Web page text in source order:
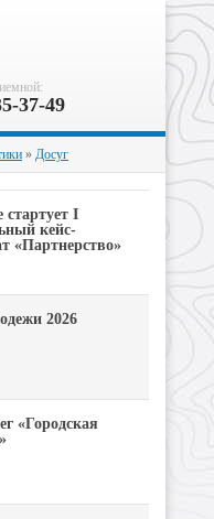
37-49
» Досуг
I
кейс-
«Партнерство»
2026
«Городская